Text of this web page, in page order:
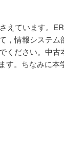
えています。
，情報システ
ださい。中古
。ちなみに本